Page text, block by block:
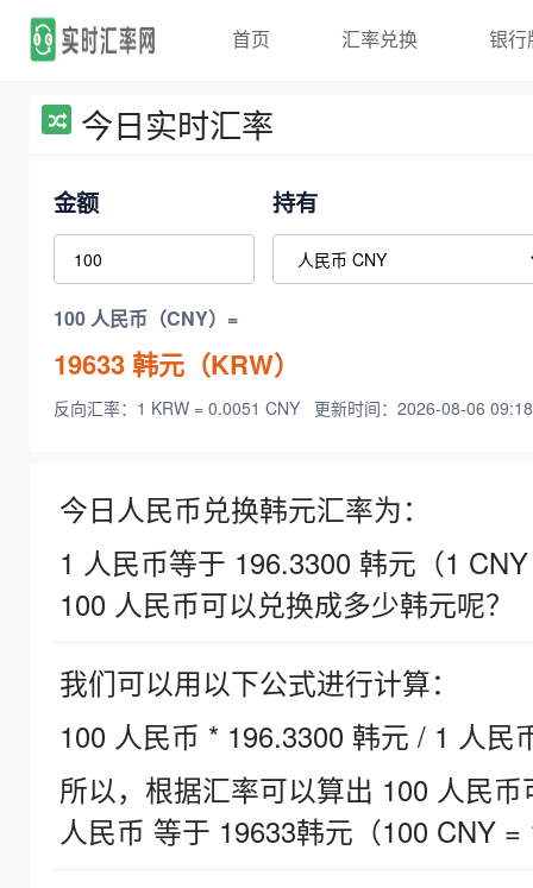
首页 汇率兑换 银行
今日实时汇率
金额 持有
100 人民币（CNY）=
19633韩元（KRW）
反向汇率：1 KRW = 0.0051 CNY 更新时间：2026-08-06
今日人民币兑换韩元汇率为：
1 人民币等于 196.3300 韩元（1
100 人民币可以兑换成多少韩元呢？
我们可以用以下公式进行计算：
100 人民币 * 196.3300 韩元 / 1 人民
所以，根据汇率可以算出 100 人民
人民币 等于 19633韩元（100 CNY =